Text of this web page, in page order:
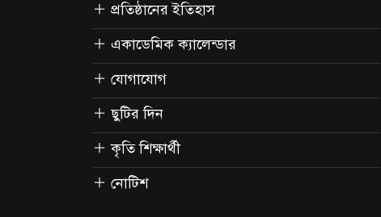
প্রতিষ্ঠানের ইতিহাস
একাডেমিক ক্যালেন্ডার
যোগাযোগ
ছুটির দিন
কৃতি শিক্ষার্থী
নোটিশ